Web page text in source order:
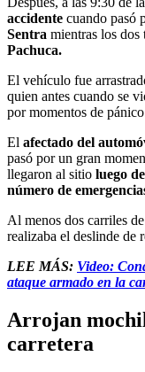
accidente cuando pasó
Sentra mientras los dos
Pachuca.
El vehículo fue
quien antes cuando se
por momentos de
El afectado del
pasó por un gran
llegaron al sitio luego
número de
Al menos dos carriles
realizaba el deslinde de
LEE MÁS: Video:
ataque armado en la
Arrojan
carretera